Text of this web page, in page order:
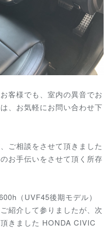
客様でも、室内の異音でお
、お気軽にお問い合わせ下
ご相談をさせて頂きました
お手伝いをさせて頂く所存
（UVF45後期モデル）
紹介して参りましたが、次
きました HONDA CIVIC